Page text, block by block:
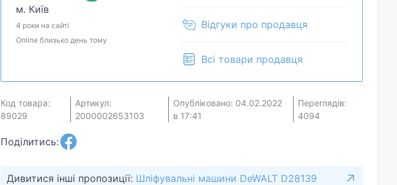
м. Київ
4 роки на сайті
Online близько день тому
Відгуки про продавця
Всі товари продавця
Код товара:
89029
Артикул:
2000002653103
Опубліковано: 04.02.2022
в 17:41
Переглядів:
4094
Поділитись:
Дивитися інші пропозиції: Шліфувальні машини DeWALT D28139